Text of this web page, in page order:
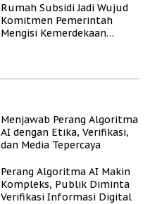
Rumah Subsidi Jadi Wujud
Komitmen Pemerintah
Mengisi Kemerdekaan
Menjawab Perang Algoritma
AI dengan Etika, Verifikasi,
dan Media Tepercaya
Perang Algoritma AI Makin
Kompleks, Publik Diminta
Verifikasi Informasi Digital